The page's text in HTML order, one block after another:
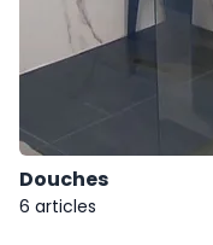
Douches
6 articles